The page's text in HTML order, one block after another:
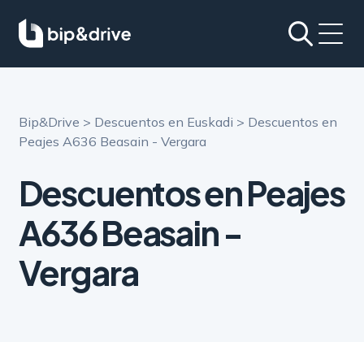
Bip&Drive > Descuentos en Euskadi > Descuentos en
Peajes A636 Beasain - Vergara
Descuentos en Peajes
A636Beasain -
Vergara